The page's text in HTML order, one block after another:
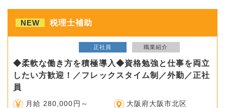
NEW 税理士補助
正社員 職業紹介
◆柔軟な働き方を積極導入◆資格勉強と仕事を両立
したい方歓迎！／フレックスタイム制／外勤／正社
員
月給 280,000円～
大阪府大阪市北区